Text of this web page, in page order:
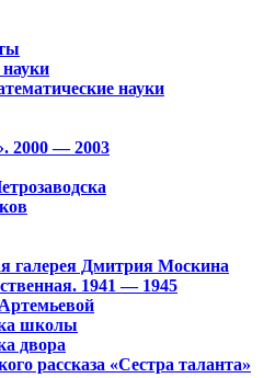
науки
2000 — 2003
галерея Дмитрия Москина
1941 — 1945
школы
двора
рассказа «Сестра таланта»